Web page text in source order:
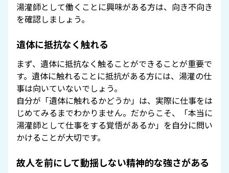
湯灌師として働くことに興味がある方は、向き不向き
を確認しましょう。
遺体に抵抗なく触れる
まず、遺体に抵抗なく触ることができることが重要で
す。遺体に触れることに抵抗がある方には、湯灌の仕
事は向いていないでしょう。
自分が「遺体に触れるかどうか」は、実際に仕事をは
じめてみるまでわかりません。だからこそ、「本当に
湯灌師として仕事をする覚悟があるか」を自分に問い
かけることが大切です。
故人を前にして動揺しない精神的な強さがある